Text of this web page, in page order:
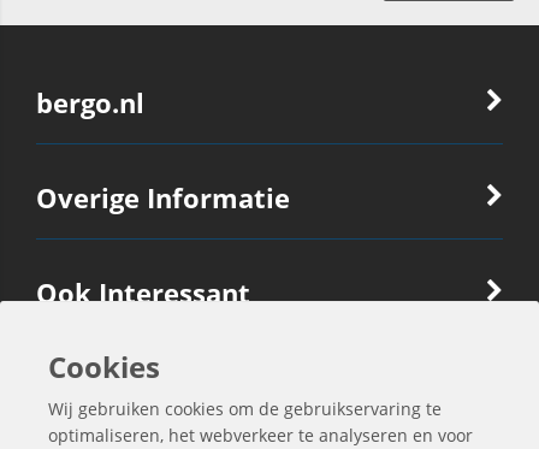
bergo.nl
Overige Informatie
Ook Interessant
Contactgegevens
Cookies
Wij gebruiken cookies om de gebruikservaring te
optimaliseren, het webverkeer te analyseren en voor